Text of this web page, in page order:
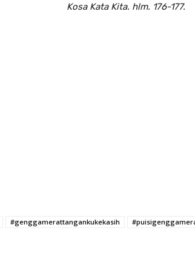
Kosa Kata Kita. hlm. 176-177.
#genggamerattangankukekasih